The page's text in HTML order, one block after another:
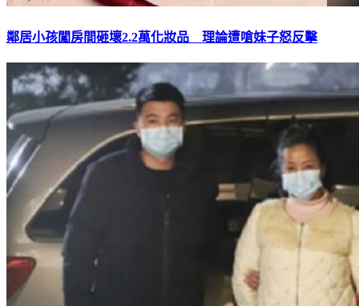
鄰居小孩闖房間砸壞2.2萬化妝品 理論遭嗆妹子怒反擊